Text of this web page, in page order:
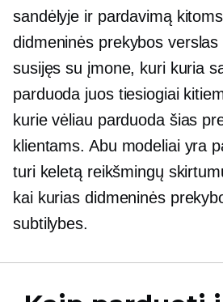
sandėlyje ir pardavimą
didmeninės prekybos
susijęs su įmone, kuri kuria
parduoda juos tiesiogiai
kurie vėliau parduoda šias
klientams. Abu modeliai yra
turi keletą reikšmingų
kai kurias didmeninės
subtilybes.